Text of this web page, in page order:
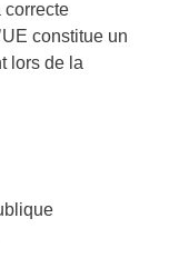
correcte
constitue un
lors de la